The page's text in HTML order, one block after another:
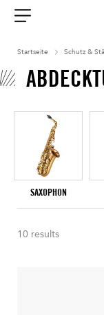
contenu
Startseite Schutz &
SAXOPHON
10 results